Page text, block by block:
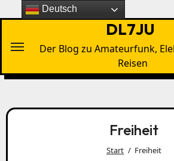
Inhalten
DL7JU
Der Blog zu Amateurfunk,
Reisen
Freiheit
Start Freiheit
Deutsch